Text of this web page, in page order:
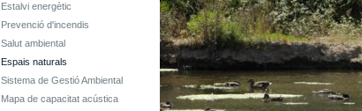
Estalvi energètic
Prevenció d'incendis
Salut ambiental
Espais naturals
Sistema de Gestió Ambiental
Mapa de capacitat acústica